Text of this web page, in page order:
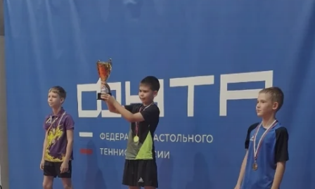
Образование
Общество
Погода
Праздники
Происшествия
Спорт